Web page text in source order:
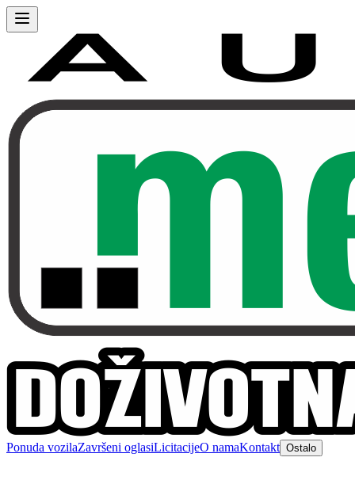
Ponuda vozilaZavršeni oglasiLicitacijeO namaKontakt Ostalo